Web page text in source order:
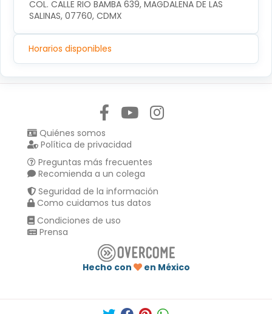
COL. CALLE RIO BAMBA 639, MAGDALENA DE LAS
SALINAS, 07760, CDMX
Horarios disponibles
Quiénes somos
Política de privacidad
Preguntas más frecuentes
Recomienda a un colega
Seguridad de la información
Como cuidamos tus datos
Condiciones de uso
Prensa
Hecho con
en México